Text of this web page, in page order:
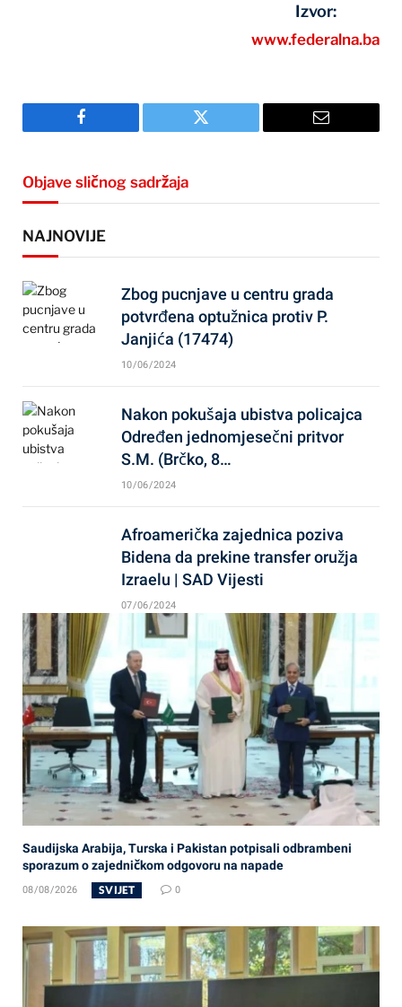
Izvor:
www.federalna.ba
Facebook Twitter Email
Objave sličnog sadržaja
NAJNOVIJE
Zbog pucnjave u centru grada
potvrđena optužnica protiv P.
Janjića (17474)
10/06/2024
Nakon pokušaja ubistva policajca
Određen jednomjesečni pritvor
S.M. (Brčko, 8…
10/06/2024
Afroamerička zajednica poziva
Bidena da prekine transfer oružja
Izraelu | SAD Vijesti
07/06/2024
Saudijska Arabija, Turska i Pakistan potpisali odbrambeni
sporazum o zajedničkom odgovoru na napade
08/08/2026 SVIJET 0